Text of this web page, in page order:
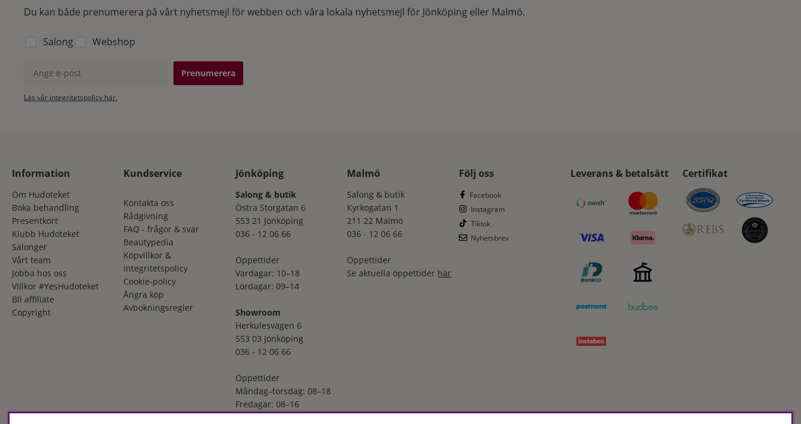
Du kan både prenumerera på vårt nyhetsmejl för webben och våra lokala nyhetsmejl för Jönköping eller Malmö.
Välj vilken lista du vill prenumerera på:
Salong
Webshop
Ange e-post
Läs vår integritetspolicy här.
Information
Om Hudoteket
Boka behandling
Presentkort
Klubb Hudoteket
Salonger
Vårt team
Jobba hos oss
Villkor #YesHudoteket
Bli affiliate
Copyright
Kundservice
Kontakta oss
Rådgivning
FAQ - frågor & svar
Beautypedia
Köpvillkor &
integritetspolicy
Cookie-policy
Ångra köp
Avbokningsregler
Jönköping
Salong & butik
Östra Storgatan 6
553 21 Jönköping
036 - 12 06 66
Öppettider
Vardagar: 10–18
Lördagar: 09–14
Showroom
Herkulesvägen 6
553 03 Jönköping
036 - 12 06 66
Öppettider
Måndag–torsdag: 08–18
Fredagar: 08–16
Malmö
Salong & butik
Kyrkogatan 1
211 22 Malmö
036 - 12 06 66
Öppettider
Se aktuella öppettider här
Följ oss
Facebook
Instagram
Tiktok
Nyhetsbrev
Leverans & betalsätt Certifikat